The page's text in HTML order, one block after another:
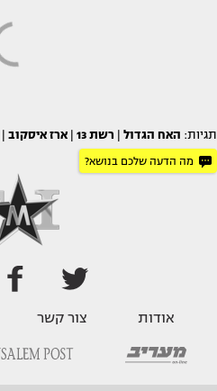
תגיות: האח הגדול רשת 13 ארז איסקוב
מה הדעה שלכם בנושא?
אודות צור קשר